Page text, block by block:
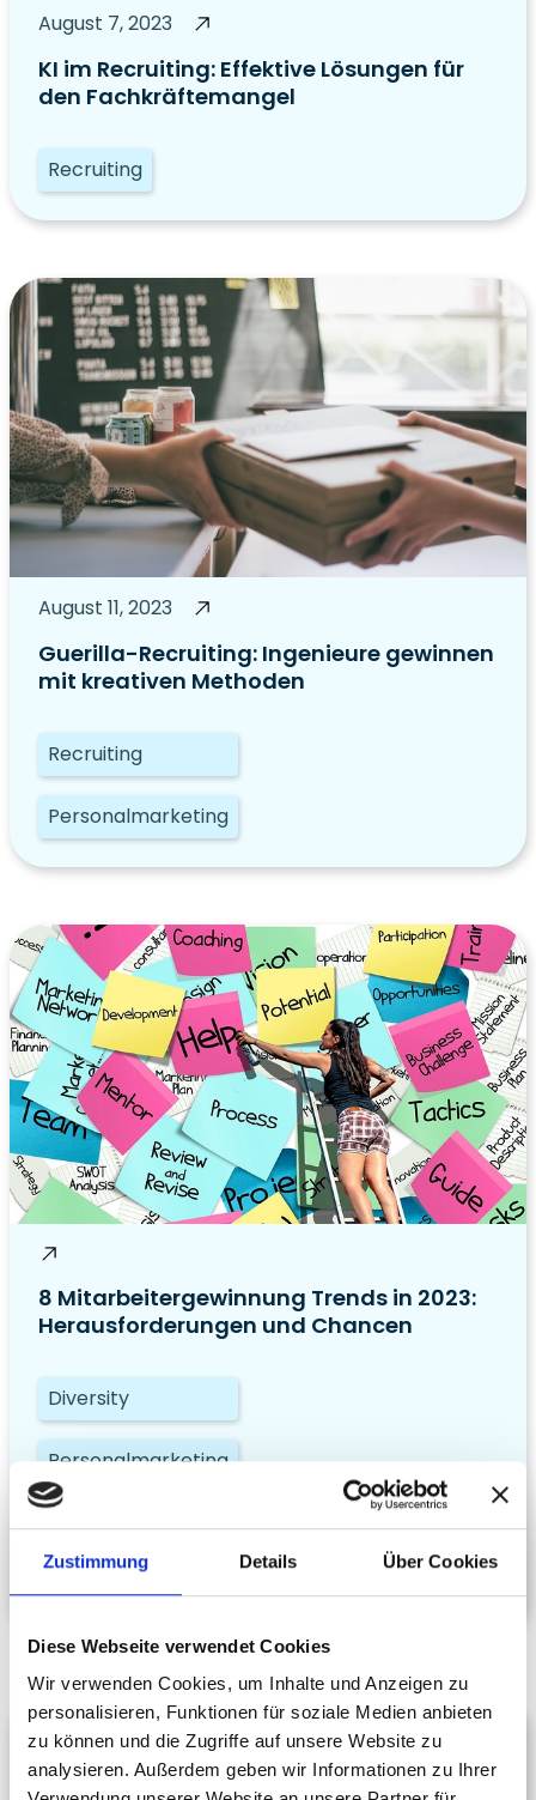
Zustimmung Details Über Cookies
Diese Webseite verwendet Cookies
Wir verwenden Cookies, um Inhalte und Anzeigen zu
personalisieren, Funktionen für soziale Medien anbieten
zu können und die Zugriffe auf unsere Website zu
analysieren. Außerdem geben wir Informationen zu Ihrer
August 7, 2023
KI im Recruiting: Effektive Lösungen für
den Fachkräftemangel
Recruiting
August 11, 2023
Guerilla-Recruiting: Ingenieure gewinnen
mit kreativen Methoden
Recruiting
Personalmarketing
8 Mitarbeitergewinnung Trends in 2023:
Herausforderungen und Chancen
Diversity
Personalmarketing
Recruiting